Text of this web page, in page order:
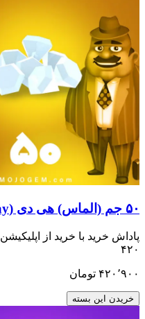
۵۰ جم (الماس) هی دی (Hay Day)
پاداش خرید با خرید از اپلیکیشن
۴۲۰
۴۲۰٬۹۰۰ تومان
خریدن این بسته